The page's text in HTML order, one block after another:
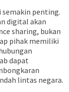
penting.
digital akan
sharing, bukan
pihak memiliki
dapat
lintas negara.